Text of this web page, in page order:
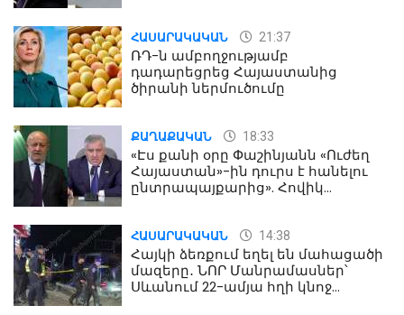
ՀԱՍԱՐԱԿԱԿԱՆ 21:37
ՌԴ-ն ամբողջությամբ
դադարեցրեց Հայաստանից
ծիրանի ներմուծումը
ՔԱՂԱՔԱԿԱՆ 18:33
«Էս քանի օրը Փաշինյանն «Ուժեղ
Հայաստան»-ին դուրս է հանելու
ընտրապայքարից». Հովիկ
ՀԱՍԱՐԱԿԱԿԱՆ 14:38
Հայկի ձեռքում եղել են մահացածի
մազերը․ ՆՈՐ Մանրամասներ՝
Սևանում 22-ամյա հղի կնոջ